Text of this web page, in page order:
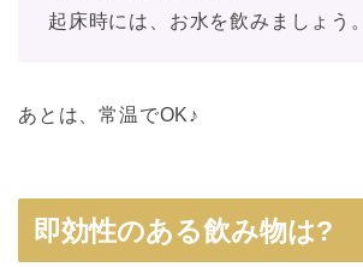
起床時には、お水を飲みましょう。
あとは、常温でOK♪
即効性のある飲み物は?